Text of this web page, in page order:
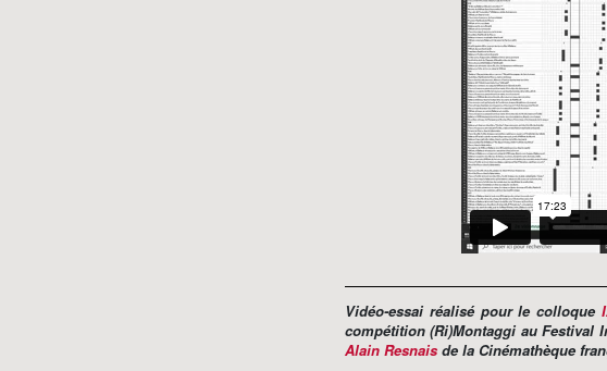
Vidéo-essai réalisé pour le colloque
compétition (Ri)Montaggi au Festival
Alain Resnais de la Cinémathèque